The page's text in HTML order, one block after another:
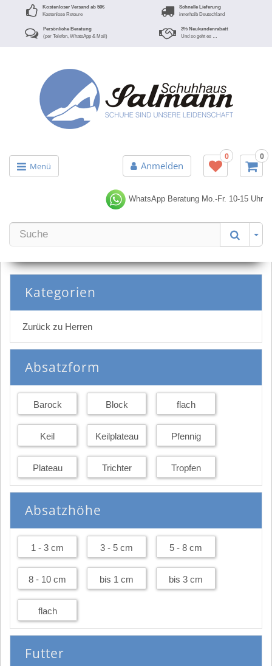
Kostenloser Versand ab 50€
Kostenlose Retoure
Schnelle Lieferung
innerhalb Deutschland
Persönliche Beratung
(per Telefon, WhatsApp & Mail)
3% Neukundenrabatt
Und so geht es …
Menü Anmelden
0 0
WhatsApp Beratung Mo.-Fr. 10-15 Uhr
Kategorien
Zurück zu Herren
Absatzform
Barock Block flach
Keil Keilplateau Pfennig
Plateau Trichter Tropfen
Absatzhöhe
1 - 3 cm 3 - 5 cm 5 - 8 cm
8 - 10 cm bis 1 cm bis 3 cm
flach
Futter